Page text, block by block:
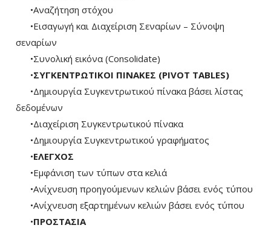
•Αναζήτηση στόχου
•Εισαγωγή και Διαχείριση Σεναρίων – Σύνοψη
σεναρίων
•Συνολική εικόνα (Consolidate)
•ΣΥΓΚΕΝΤΡΩΤΙΚΟΙ ΠΙΝΑΚΕΣ (PIVOT TABLES)
•Δημιουργία Συγκεντρωτικού πίνακα βάσει λίστας
δεδομένων
•Διαχείριση Συγκεντρωτικού πίνακα
•Δημιουργία Συγκεντρωτικού γραφήματος
•ΕΛΕΓΧΟΣ
•Εμφάνιση των τύπων στα κελιά
•Ανίχνευση προηγούμενων κελιών βάσει ενός τύπου
•Ανίχνευση εξαρτημένων κελιών βάσει ενός τύπου
•ΠΡΟΣΤΑΣΙΑ